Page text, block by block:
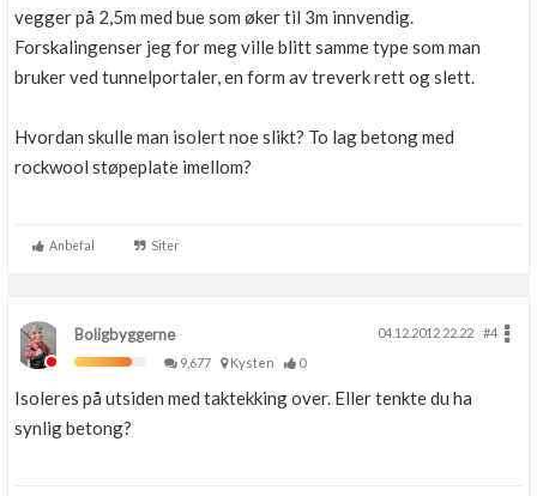
vegger på 2,5m med bue som øker til 3m innvendig.
Forskalingenser jeg for meg ville blitt samme type som man
bruker ved tunnelportaler, en form av treverk rett og slett.
Hvordan skulle man isolert noe slikt? To lag betong med
rockwool støpeplate imellom?
Anbefal Siter
Boligbyggerne 04.12.2012 22.22
#4
9,677
Kysten 0
Isoleres på utsiden med taktekking over. Eller tenkte du ha
synlig betong?